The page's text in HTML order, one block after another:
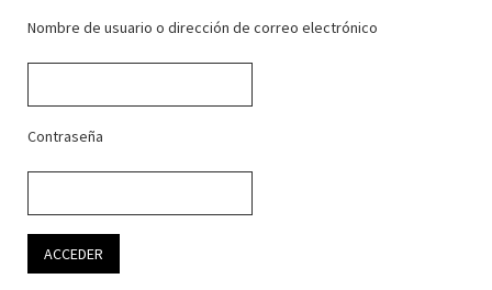
Nombre de usuario o dirección de correo electrónico
Contraseña